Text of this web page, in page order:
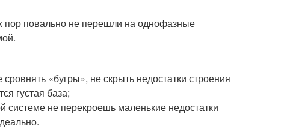
пор повально не перешли на однофазные
«бугры», не скрыть недостатки строения
густая база;
системе не перекроешь маленькие недостатки